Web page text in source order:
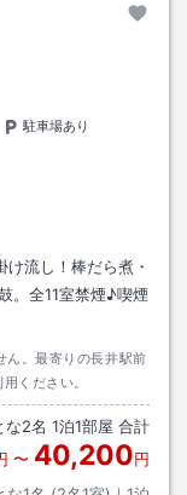
駐車場あり
流し！棒だら煮・
。全11室禁煙♪喫煙
ん。最寄りの長井駅前
ください。
な2名 1泊1部屋 合計
〜 40,200円